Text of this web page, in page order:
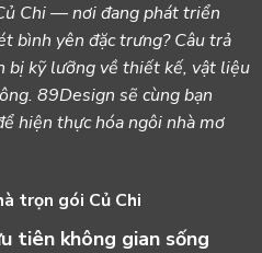
Chi — nơi đang phát triển
bình yên đặc trưng? Câu trả
bị kỹ lưỡng về thiết kế, vật liệu
89Design sẽ cùng bạn
hiện thực hóa ngôi nhà mơ
trọn gói Củ Chi
tiên không gian sống